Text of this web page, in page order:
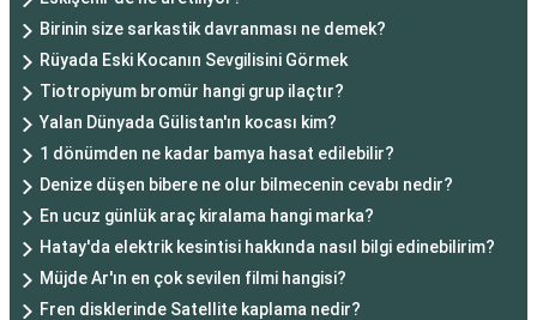
Birinin size sarkastik davranması ne demek?
Rüyada Eski Kocanın Sevgilisini Görmek
Tiotropiyum bromür hangi grup ilaçtır?
Yalan Dünyada Gülistan'ın kocası kim?
1 dönümden ne kadar bamya hasat edilebilir?
Denize düşen bibere ne olur bilmecenin cevabı nedir?
En ucuz günlük araç kiralama hangi marka?
Hatay'da elektrik kesintisi hakkında nasıl bilgi edinebilirim?
Müjde Ar'ın en çok sevilen filmi hangisi?
Fren disklerinde Satellite kaplama nedir?